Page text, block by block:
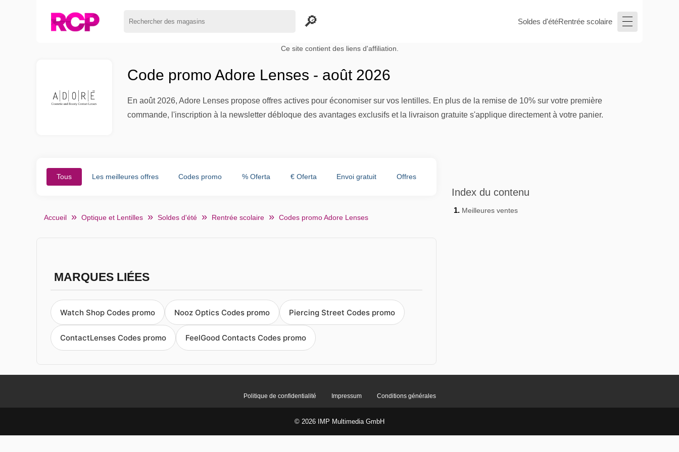
Soldes d'étéRentrée scolaire
Ce site contient des liens d'affiliation.
Code promo Adore Lenses - août 2026
En août 2026, Adore Lenses propose offres actives pour économiser sur vos lentilles. En plus de la remise de 10% sur votre première
commande, l'inscription à la newsletter débloque des avantages exclusifs et la livraison gratuite s'applique directement à votre panier.
Tous Les meilleures offres Codes promo % Oferta € Oferta Envoi gratuit Offres
Accueil Optique et Lentilles Soldes d'été Rentrée scolaire Codes promo Adore Lenses
MARQUES LIÉES
Watch Shop Codes promo Nooz Optics Codes promo Piercing Street Codes promo
ContactLenses Codes promo FeelGood Contacts Codes promo
Index du contenu
Meilleures ventes
Politique de confidentialité Impressum Conditions générales
© 2026 IMP Multimedia GmbH